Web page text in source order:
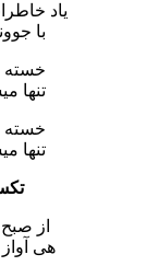
یاد
با
خسته
تنها
خسته
تنها
از
هی